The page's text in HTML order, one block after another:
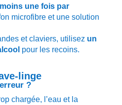
une fois par
microfibre et une solution
et claviers, utilisez un
pour les recoins.
linge
?
chargée, l’eau et la